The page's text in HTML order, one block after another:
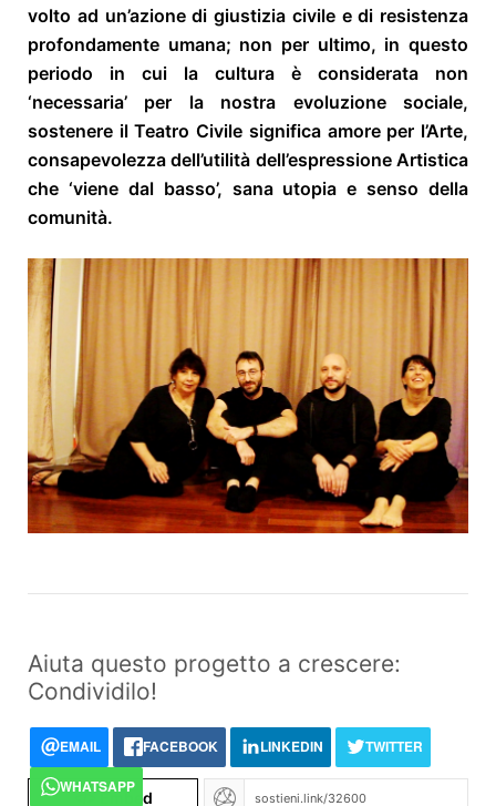
volto ad un’azione di giustizia civile e di resistenza
profondamente umana; non per ultimo, in questo
periodo in cui la cultura è considerata non
‘necessaria’ per la nostra evoluzione sociale,
sostenere il Teatro Civile significa amore per l’Arte,
consapevolezza dell’utilità dell’espressione Artistica
che ‘viene dal basso’, sana utopia e senso della
comunità.
Aiuta questo progetto a crescere:
Condividilo!
EMAIL FACEBOOK LINKEDIN
TWITTER
WHATSAPP
Embed